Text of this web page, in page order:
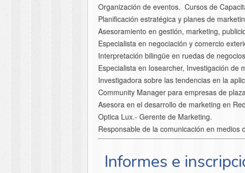
Organización de eventos. Cursos de
Planificación estratégica y planes de
Asesoramiento en gestión, marketing,
Especialista en negociación y comercio
Interpretación bilingüe en ruedas de
Especialista en Iosearcher, Investigación de
Investigadora sobre las tendencias en la
Community Manager para empresas de
Asesora en el desarrollo de marketing en
Optica Lux.- Gerente de Marketing.
Responsable de la comunicación en medios
Informes e